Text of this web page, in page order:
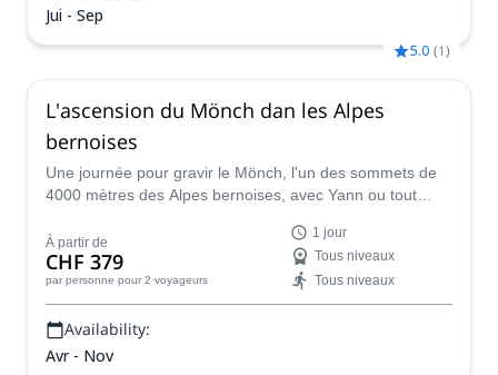
Jui - Sep
5.0 (1)
L'ascension du Mönch dan les Alpes
bernoises
Une journée pour gravir le Mönch, l'un des sommets de
4000 mètres des Alpes bernoises, avec Yann ou tout
équipe.
À partir de
CHF 379
par personne pour 2 voyageurs
1 jour
Tous niveaux
Tous niveaux
Availability:
Avr - Nov